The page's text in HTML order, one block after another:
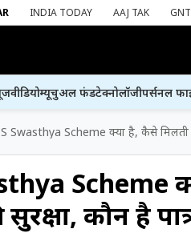
INDIA TODAY AAJ TAK
वीडियोम्यूचुअल फंडटेक्नोलॉजीपर्सनल
Swasthya Scheme क्या है, कैसे मिलती है
Scheme
कौन है